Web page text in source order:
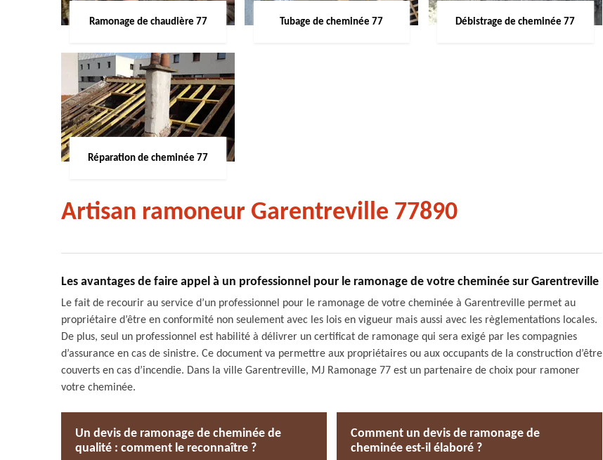
Ramonage de chaudière 77 Tubage de cheminée 77 Débistrage de cheminée 77
Réparation de cheminée 77
Artisan ramoneur Garentreville 77890
Les avantages de faire appel à un professionnel pour le ramonage de votre cheminée sur Garentreville
Le fait de recourir au service d’un professionnel pour le ramonage de votre cheminée à Garentreville permet au
propriétaire d’être en conformité non seulement avec les lois en vigueur mais aussi avec les règlementations locales.
De plus, seul un professionnel est habilité à délivrer un certificat de ramonage qui sera exigé par les compagnies
d’assurance en cas de sinistre. Ce document va permettre aux propriétaires ou aux occupants de la construction d’être
couverts en cas d’incendie. Dans la ville Garentreville, MJ Ramonage 77 est un partenaire de choix pour ramoner
votre cheminée.
Un devis de ramonage de cheminée de
qualité : comment le reconnaître ?
Comment un devis de ramonage de
cheminée est-il élaboré ?